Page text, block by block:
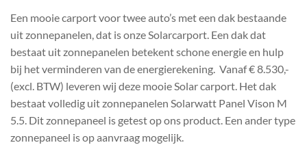
Een mooie carport voor twee auto’s met een dak bestaande
uit zonnepanelen, dat is onze Solarcarport. Een dak dat
bestaat uit zonnepanelen betekent schone energie en hulp
bij het verminderen van de energierekening. Vanaf € 8.530,-
(excl. BTW) leveren wij deze mooie Solar carport. Het dak
bestaat volledig uit zonnepanelen Solarwatt Panel Vison M
5.5. Dit zonnepaneel is getest op ons product. Een ander type
zonnepaneel is op aanvraag mogelijk.